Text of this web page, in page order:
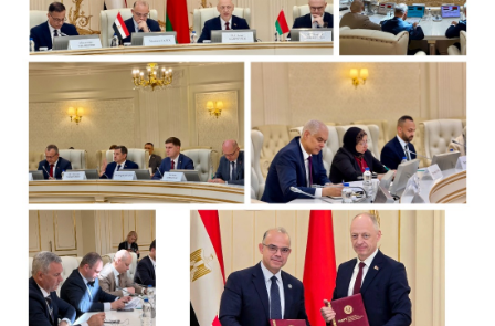
Прямaя телефоннaя
линия
Горячая линия
Электронные
обращения
Сообщить о росте
цен на товары
Сообщить о росте
цен на лекарства и
медицинские
изделия